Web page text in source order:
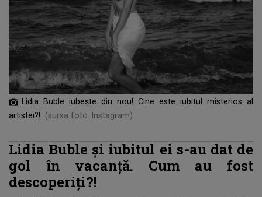
Lidia Buble iubește din nou! Cine este iubitul misterios al
artistei?!
(sursa foto: Instagram)
Lidia Buble și iubitul ei s-au dat de
gol în vacanță. Cum au fost
descoperiți?!